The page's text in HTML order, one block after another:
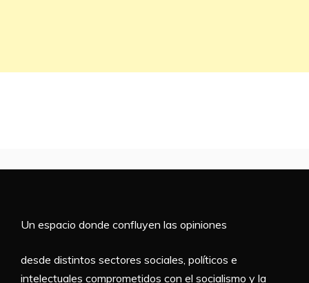
Un espacio donde confluyen las opiniones
desde distintos sectores sociales, políticos e
intelectuales comprometidos con el socialismo y la